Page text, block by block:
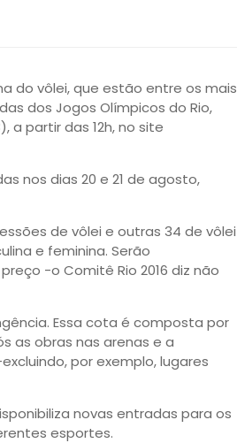
do vôlei, que estão entre os mais
dos Jogos Olímpicos do Rio,
partir das 12h, no site
nos dias 20 e 21 de agosto,
de vôlei e outras 34 de vôlei
e feminina. Serão
-o Comitê Rio 2016 diz não
Essa cota é composta por
as obras nas arenas e a
por exemplo, lugares
novas entradas para os
esportes.